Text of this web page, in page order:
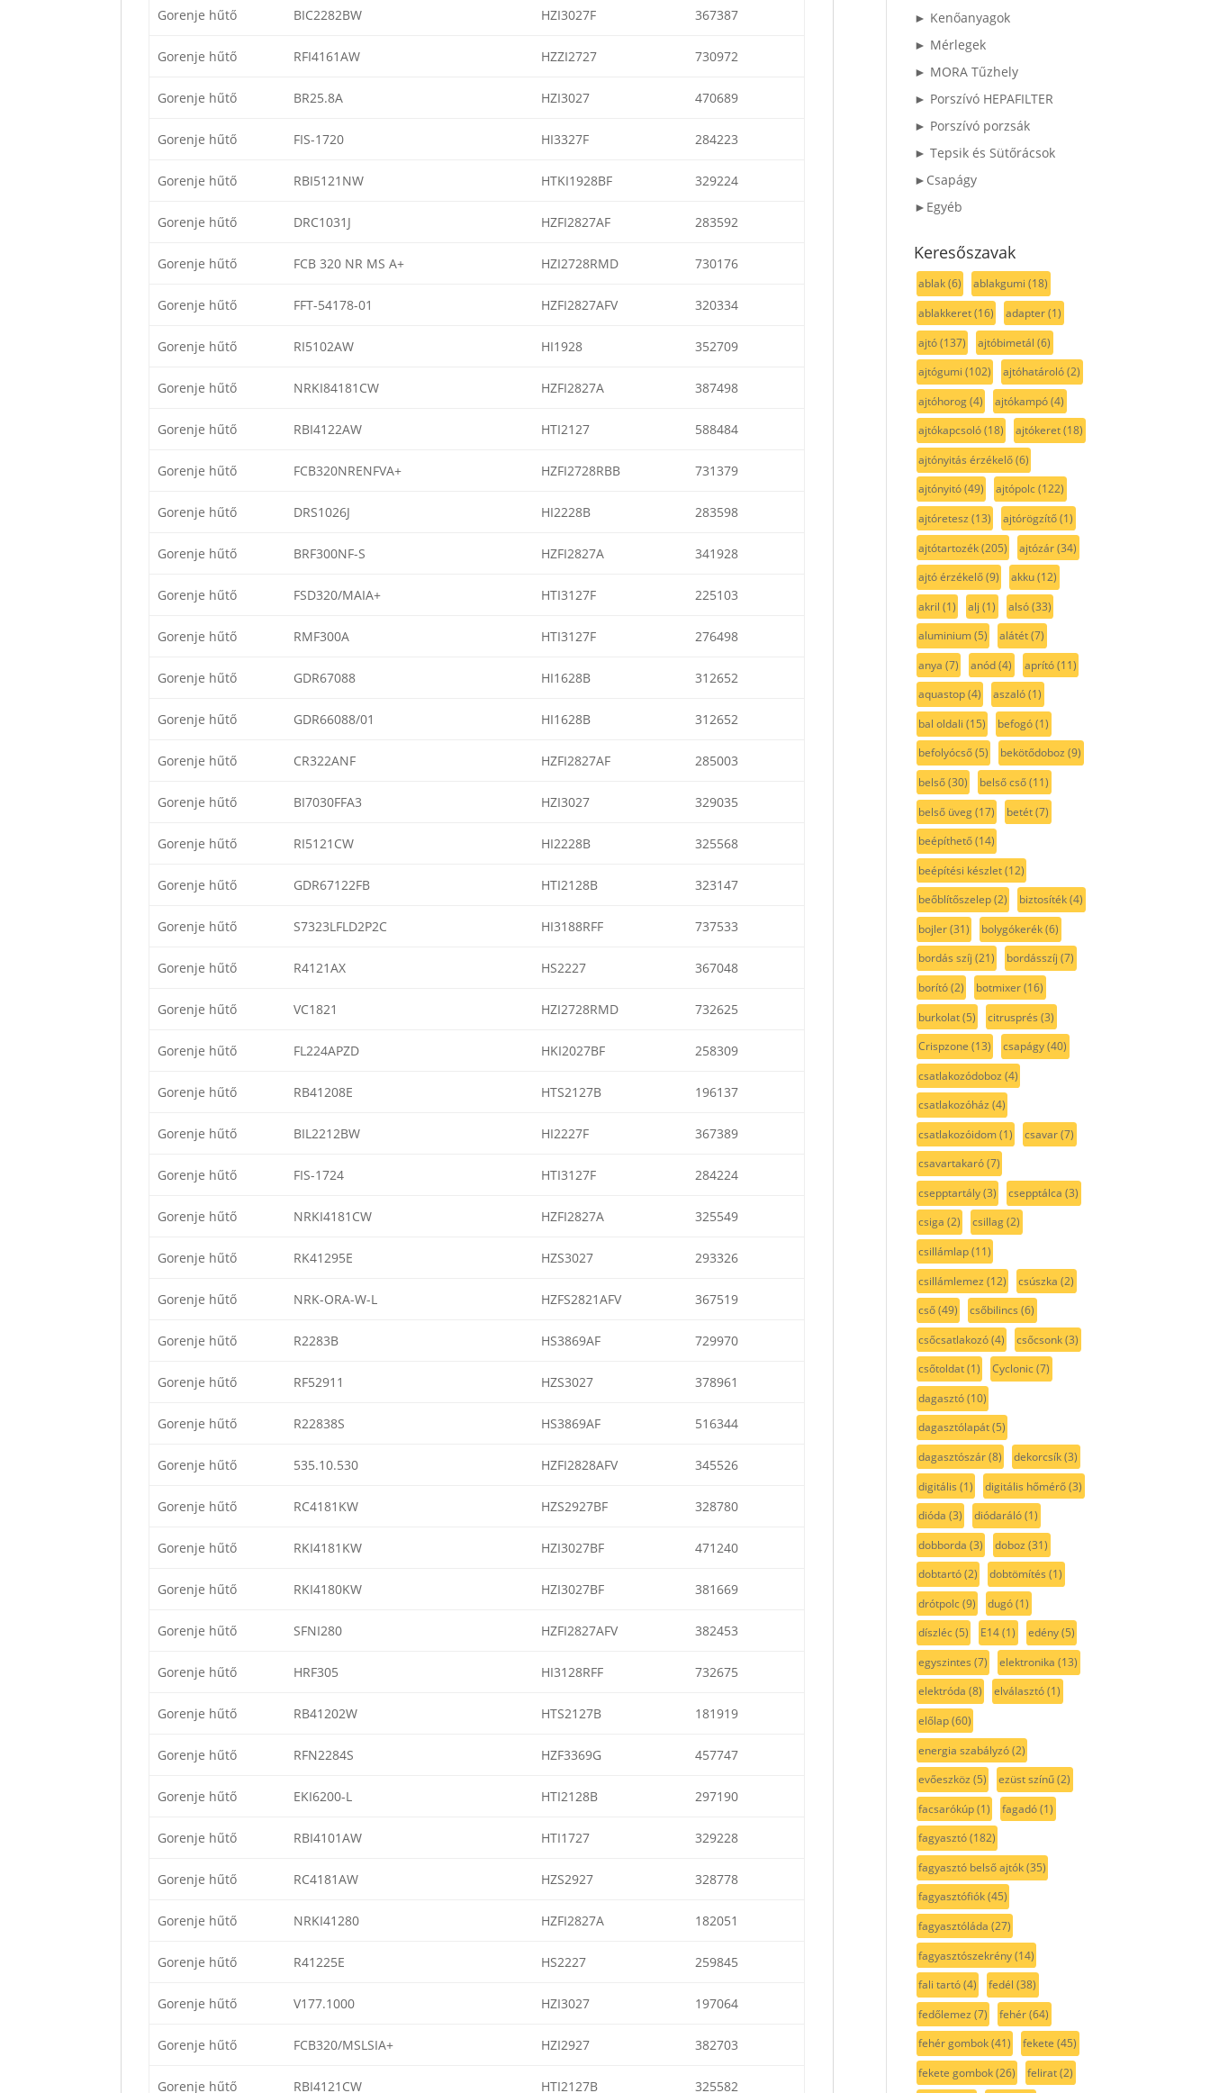
Gorenje hűtő BIC2282BW HZI3027F 367387
Gorenje hűtő RFI4161AW HZZI2727 730972
Gorenje hűtő BR25.8A HZI3027 470689
Gorenje hűtő FIS-1720 HI3327F 284223
Gorenje hűtő RBI5121NW HTKI1928BF 329224
Gorenje hűtő DRC1031J HZFI2827AF 283592
Gorenje hűtő FCB 320 NR MS A+ HZI2728RMD 730176
Gorenje hűtő FFT-54178-01 HZFI2827AFV 320334
Gorenje hűtő RI5102AW HI1928 352709
Gorenje hűtő NRKI84181CW HZFI2827A 387498
Gorenje hűtő RBI4122AW HTI2127 588484
Gorenje hűtő FCB320NRENFVA+ HZFI2728RBB 731379
Gorenje hűtő DRS1026J HI2228B 283598
Gorenje hűtő BRF300NF-S HZFI2827A 341928
Gorenje hűtő FSD320/MAIA+ HTI3127F 225103
Gorenje hűtő RMF300A HTI3127F 276498
Gorenje hűtő GDR67088 HI1628B 312652
Gorenje hűtő GDR66088/01 HI1628B 312652
Gorenje hűtő CR322ANF HZFI2827AF 285003
Gorenje hűtő BI7030FFA3 HZI3027 329035
Gorenje hűtő RI5121CW HI2228B 325568
Gorenje hűtő GDR67122FB HTI2128B 323147
Gorenje hűtő S7323LFLD2P2C HI3188RFF 737533
Gorenje hűtő R4121AX HS2227 367048
Gorenje hűtő VC1821 HZI2728RMD 732625
Gorenje hűtő FL224APZD HKI2027BF 258309
Gorenje hűtő RB41208E HTS2127B 196137
Gorenje hűtő BIL2212BW HI2227F 367389
Gorenje hűtő FIS-1724 HTI3127F 284224
Gorenje hűtő NRKI4181CW HZFI2827A 325549
Gorenje hűtő RK41295E HZS3027 293326
Gorenje hűtő NRK-ORA-W-L HZFS2821AFV 367519
Gorenje hűtő R2283B HS3869AF 729970
Gorenje hűtő RF52911 HZS3027 378961
Gorenje hűtő R22838S HS3869AF 516344
Gorenje hűtő 535.10.530 HZFI2828AFV 345526
Gorenje hűtő RC4181KW HZS2927BF 328780
Gorenje hűtő RKI4181KW HZI3027BF 471240
Gorenje hűtő RKI4180KW HZI3027BF 381669
Gorenje hűtő SFNI280 HZFI2827AFV 382453
Gorenje hűtő HRF305 HI3128RFF 732675
Gorenje hűtő RB41202W HTS2127B 181919
Gorenje hűtő RFN2284S HZF3369G 457747
Gorenje hűtő EKI6200-L HTI2128B 297190
Gorenje hűtő RBI4101AW HTI1727 329228
Gorenje hűtő RC4181AW HZS2927 328778
Gorenje hűtő NRKI41280 HZFI2827A 182051
Gorenje hűtő R41225E HS2227 259845
Gorenje hűtő V177.1000 HZI3027 197064
Gorenje hűtő FCB320/MSLSIA+ HZI2927 382703
Gorenje hűtő RBI4121CW HTI2127B 325582
► Kenőanyagok
► Mérlegek
► MORA Tűzhely
► Porszívó HEPAFILTER
► Porszívó porzsák
► Tepsik és Sütőrácsok
►Csapágy
►Egyéb
Keresőszavak
ablak(6) ablakgumi (18)
ablakkeret(16) adapter(1)
ajtó(137) ajtóbimetál (6)
ajtógumi (102) ajtóhatároló(2)
ajtóhorog(4) ajtókampó(4)
ajtókapcsoló(18) ajtókeret(18)
ajtónyitás érzékelő(6)
ajtónyitó(49) ajtópolc(122)
ajtóretesz (13) ajtórögzítő(1)
ajtótartozék(205) ajtózár(34)
ajtó érzékelő(9) akku(12)
akril (1) alj (1) alsó(33)
aluminium(5) alátét(7)
anya (7) anód(4) aprító(11)
aquastop(4) aszaló(1)
bal oldali (15) befogó(1)
befolyócső(5) bekötődoboz (9)
belső(30) belső cső(11)
belső üveg(17) betét(7)
beépíthető(14)
beépítési készlet(12)
beőblítőszelep(2) biztosíték(4)
bojler(31) bolygókerék(6)
bordás szíj (21) bordásszíj (7)
borító(2) botmixer(16)
burkolat(5) citrusprés (3)
Crispzone (13) csapágy(40)
csatlakozódoboz (4)
csatlakozóház (4)
csatlakozóidom(1) csavar(7)
csavartakaró(7)
csepptartály(3) csepptálca (3)
csiga (2) csillag(2)
csillámlap(11)
csillámlemez (12) csúszka (2)
cső(49) csőbilincs (6)
csőcsatlakozó(4) csőcsonk(3)
csőtoldat(1) Cyclonic(7)
dagasztó(10)
dagasztólapát(5)
dagasztószár(8) dekorcsík(3)
digitális (1) digitális hőmérő(3)
dióda (3) diódaráló(1)
dobborda (3) doboz (31)
dobtartó(2) dobtömítés (1)
drótpolc(9) dugó(1)
díszléc(5) E14(1) edény(5)
egyszintes (7) elektronika (13)
elektróda (8) elválasztó(1)
előlap(60)
energia szabályzó(2)
evőeszköz (5) ezüst színű(2)
facsarókúp(1) fagadó(1)
fagyasztó(182)
fagyasztó belső ajtók(35)
fagyasztófiók(45)
fagyasztóláda (27)
fagyasztószekrény(14)
fali tartó(4) fedél (38)
fedőlemez (7) fehér(64)
fehér gombok(41) fekete (45)
fekete gombok(26) felirat(2)